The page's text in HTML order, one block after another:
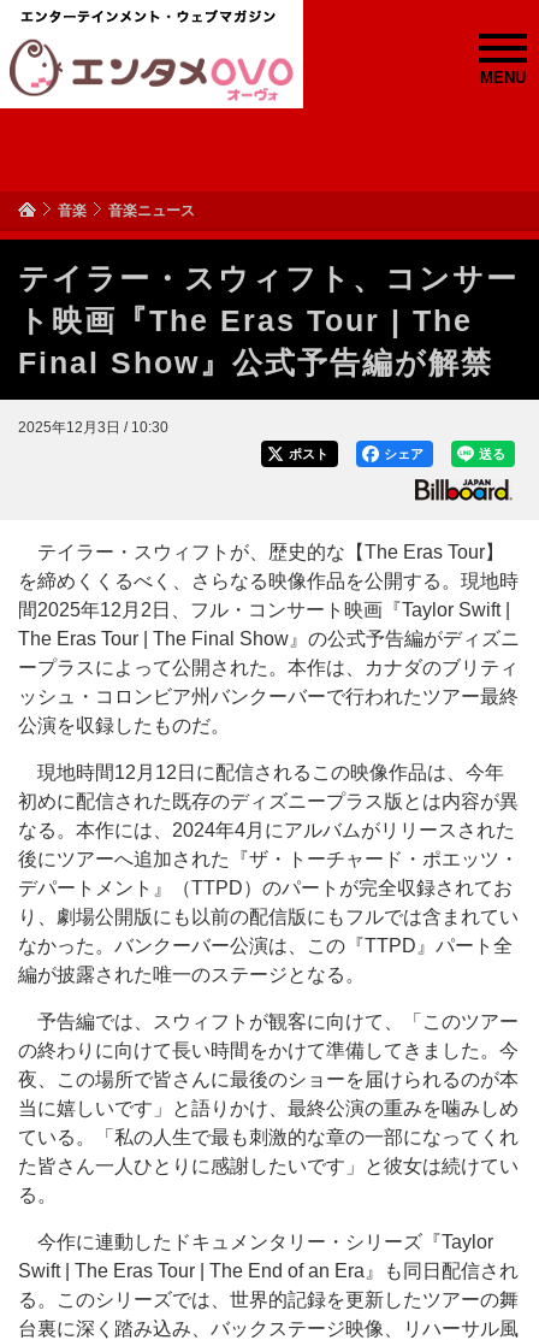
MENU
音楽 音楽ニュース
テイラー・スウィフト、コンサー
ト映画『The Eras Tour | The
Final Show』公式予告編が解禁
2025年12月3日 / 10:30
送る
シェア
ポスト
テイラー・スウィフトが、歴史的な【The Eras Tour】
を締めくくるべく、さらなる映像作品を公開する。現地時
間2025年12月2日、フル・コンサート映画『Taylor Swift |
The Eras Tour | The Final Show』の公式予告編がディズニ
ープラスによって公開された。本作は、カナダのブリティ
ッシュ・コロンビア州バンクーバーで行われたツアー最終
公演を収録したものだ。
現地時間12月12日に配信されるこの映像作品は、今年
初めに配信された既存のディズニープラス版とは内容が異
なる。本作には、2024年4月にアルバムがリリースされた
後にツアーへ追加された『ザ・トーチャード・ポエッツ・
デパートメント』（TTPD）のパートが完全収録されてお
り、劇場公開版にも以前の配信版にもフルでは含まれてい
なかった。バンクーバー公演は、この『TTPD』パート全
編が披露された唯一のステージとなる。
予告編では、スウィフトが観客に向けて、「このツアー
の終わりに向けて長い時間をかけて準備してきました。今
夜、この場所で皆さんに最後のショーを届けられるのが本
当に嬉しいです」と語りかけ、最終公演の重みを噛みしめ
ている。「私の人生で最も刺激的な章の一部になってくれ
た皆さん一人ひとりに感謝したいです」と彼女は続けてい
る。
今作に連動したドキュメンタリー・シリーズ『Taylor
Swift | The Eras Tour | The End of an Era』も同日配信され
る。このシリーズでは、世界的記録を更新したツアーの舞
台裏に深く踏み込み、バックステージ映像、リハーサル風